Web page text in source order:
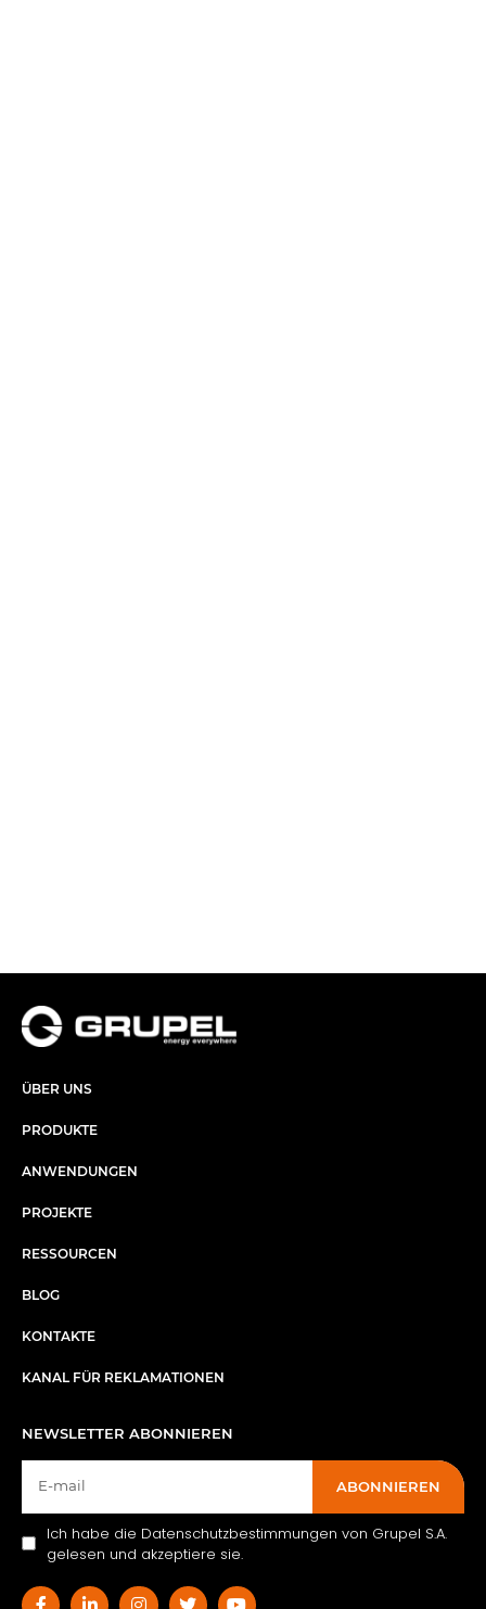
ÜBER UNS​
PRODUKTE
ANWENDUNGEN
PROJEKTE
RESSOURCEN
BLOG
KONTAKTE
KANAL FÜR REKLAMATIONEN
NEWSLETTER ABONNIEREN
ABONNIEREN
Ich habe die Datenschutzbestimmungen von Grupel S.A.
gelesen und akzeptiere sie.